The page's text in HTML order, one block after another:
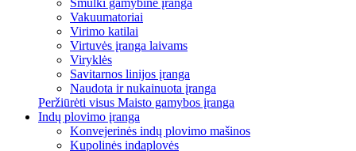
Smulki gamybinė įranga
Vakuumatoriai
Virimo katilai
Virtuvės įranga laivams
Viryklės
Savitarnos linijos įranga
Naudota ir nukainuota įranga
Peržiūrėti visus Maisto gamybos įranga
Indų plovimo įranga
Konvejerinės indų plovimo mašinos
Kupolinės indaplovės